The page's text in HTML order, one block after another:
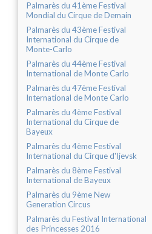
Palmarès du 41ème Festival
Mondial du Cirque de Demain
Palmarès du 43ème Festival
International du Cirque de
Monte-Carlo
Palmarès du 44ème Festival
International de Monte Carlo
Palmarès du 47ème Festival
International de Monte Carlo
Palmarès du 4ème Festival
International du Cirque de
Bayeux
Palmarès du 4ème Festival
International du Cirque d'Ijevsk
Palmarès du 8ème Festival
International de Bayeux
Palmarès du 9ème New
Generation Circus
Palmarès du Festival International
des Princesses 2016